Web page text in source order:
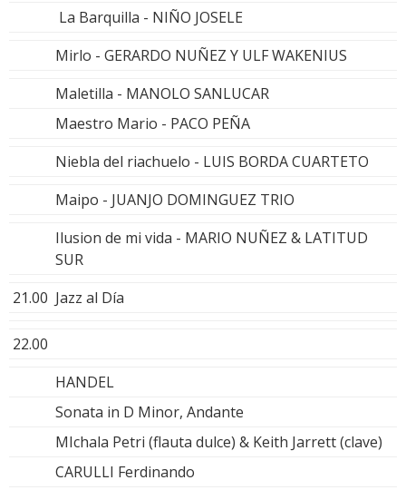
La Barquilla - NIÑO JOSELE
Mirlo - GERARDO NUÑEZ Y ULF WAKENIUS
Maletilla - MANOLO SANLUCAR
Maestro Mario - PACO PEÑA
Niebla del riachuelo - LUIS BORDA CUARTETO
Maipo - JUANJO DOMINGUEZ TRIO
Ilusion de mi vida - MARIO NUÑEZ & LATITUD
SUR
21.00 Jazz al Día
22.00
HANDEL
Sonata in D Minor, Andante
MIchala Petri (flauta dulce) & Keith Jarrett (clave)
CARULLI Ferdinando